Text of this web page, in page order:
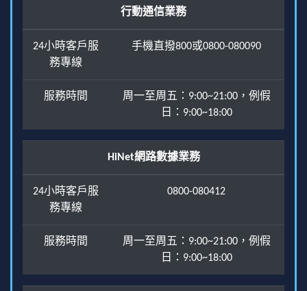
行動通信業務
24小時客戶服
務專線
手機直撥800或0800-080090
服務時間
周一至周五：9:00~21:00，例假
日：9:00~18:00
HiNet網路數據業務
24小時客戶服
務專線
0800-080412
服務時間
周一至周五：9:00~21:00，例假
日：9:00~18:00